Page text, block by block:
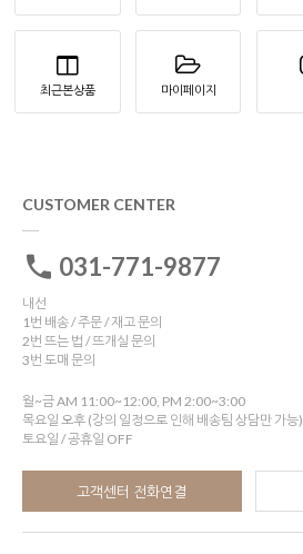
최근본상품 마이페이지
CUSTOMER CENTER
031-771-9877
내선
1번 배송 / 주문 / 재고 문의
2번 뜨는 법 / 뜨개실 문의
3번 도매 문의
월~금 AM 11:00~12:00, PM 2:00~3:00
목요일 오후 (강의 일정으로 인해 배송팀 상담만 가능)
토요일 / 공휴일 OFF
고객센터 전화연결